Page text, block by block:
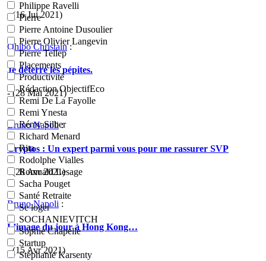
Philippe Ravelli
Pierre
Pierre Antoine Dusoulier
Pierre Olivier Langevin
Pierre Tellep
Placements
Productivité
Rédaction ObjectifEco
Remi De La Fayolle
Remi Ynesta
Rémy Silber
Richard Menard
Rita
Rodolphe Vialles
Romuald Lesage
Sacha Pouget
Santé Retraite
Se loger
SOCHANIEVITCH
Sophie Chapelle
Startup
Stéphanie Karsenty
- (16 Jui 2021)
Ohibo Christain:
Je déterre les pépites.
- (28 Mai 2021)
Bruno Napoli:
Cryptos : Un expert parmi vous pour me rassurer SVP
- (28 Avr 2021)
Bruno Napoli :
L’image du jour à Hong Kong…
- (15 Avr 2021)